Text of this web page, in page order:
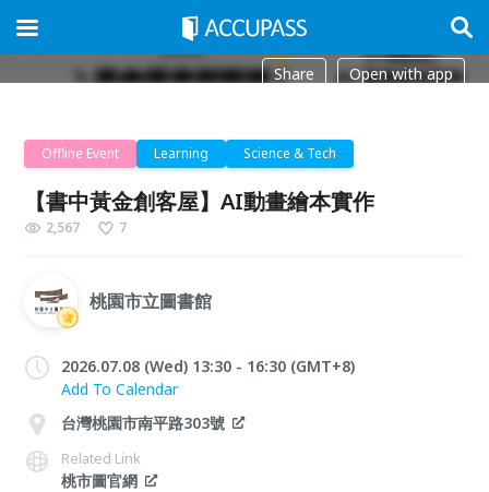
Share Open with app
Offline Event Learning Science & Tech
【書中黃金創客屋】AI動畫繪本實作
2,567 7
桃園市立圖書館
2026.07.08 (Wed) 13:30 - 16:30 (GMT+8)
Add To Calendar
台灣桃園市南平路303號
Related Link
桃市圖官網